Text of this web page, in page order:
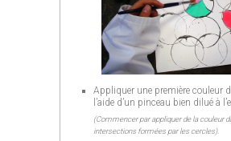
Appliquer une première couleur
l’aide d’un pinceau bien dilué à
(Commencer par appliquer de la couleur
intersections formées par les cercles).